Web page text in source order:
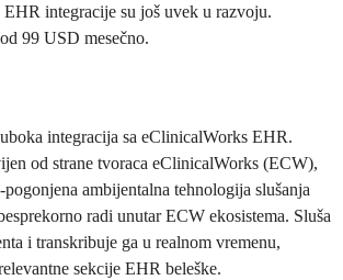
integracije su još uvek u razvoju.
99 USD mesečno.
integracija sa eClinicalWorks EHR.
od strane tvoraca eClinicalWorks (ECW),
ambijentalna tehnologija slušanja
radi unutar ECW ekosistema. Sluša
i transkribuje ga u realnom vremenu,
sekcije EHR beleške.